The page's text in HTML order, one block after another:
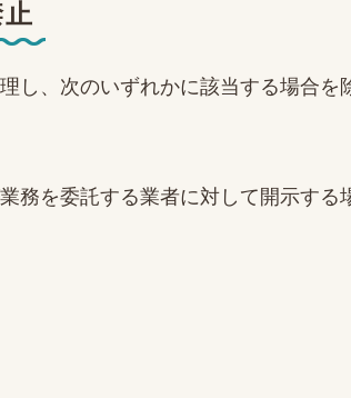
、次のいずれかに該当する場合を
務を委託する業者に対して開示する